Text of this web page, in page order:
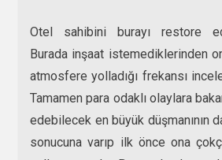
Otel sahibini burayı restore
Burada inşaat istemediklerinden
atmosfere yolladığı frekansı
Tamamen para odaklı olaylara
edebilecek en büyük düşmanının
sonucuna varıp ilk önce ona